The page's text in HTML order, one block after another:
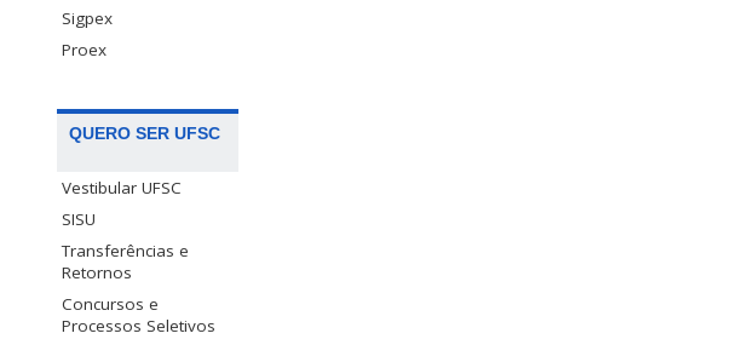
Sigpex
Proex
QUERO SER UFSC
Vestibular UFSC
SISU
Transferências e
Retornos
Concursos e
Processos Seletivos